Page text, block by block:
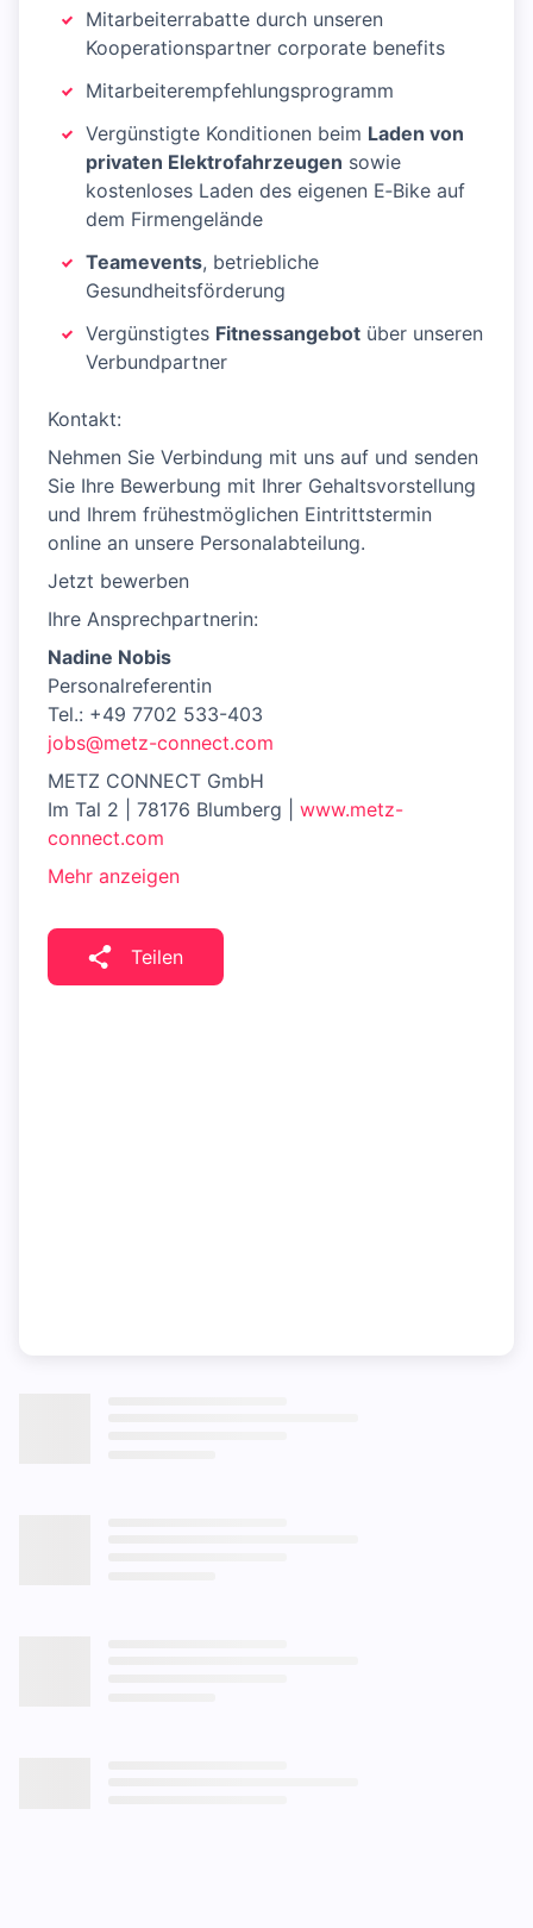
Mitarbeiterrabatte durch unseren
Kooperationspartner corporate benefits
Mitarbeiterempfehlungsprogramm
Vergünstigte Konditionen beim Laden von
privaten Elektrofahrzeugen sowie
kostenloses Laden des eigenen E‑Bike auf
dem Firmengelände
Teamevents, betriebliche
Gesundheitsförderung
Vergünstigtes Fitnessangebot über unseren
Verbundpartner
Kontakt:
Nehmen Sie Verbindung mit uns auf und senden
Sie Ihre Bewerbung mit Ihrer Gehaltsvorstellung
und Ihrem frühestmöglichen Eintrittstermin
online an unsere Personalabteilung.
Jetzt bewerben
Ihre Ansprechpartnerin:
Nadine Nobis
Personalreferentin
Tel.: +49 7702 533-403
jobs@metz-connect.com
METZ CONNECT GmbH
Im Tal 2 | 78176 Blumberg | www.metz-
connect.com
Mehr anzeigen
Teilen